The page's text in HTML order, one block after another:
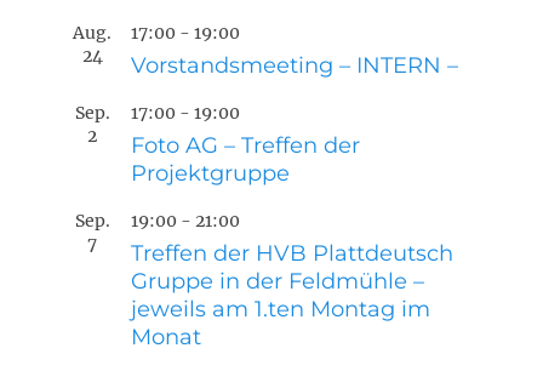
Aug.
24
17:00 - 19:00
Vorstandsmeeting – INTERN –
Sep.
2
17:00 - 19:00
Foto AG – Treffen der
Projektgruppe
Sep.
7
19:00 - 21:00
Treffen der HVB Plattdeutsch
Gruppe in der Feldmühle –
jeweils am 1.ten Montag im
Monat